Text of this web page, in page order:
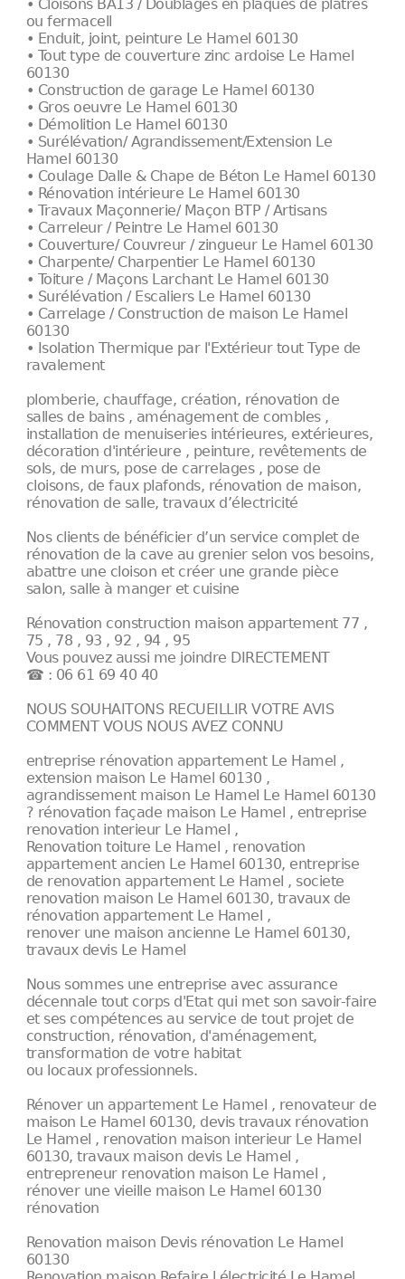
• Cloisons BA13 / Doublages en plaques de plâtres
ou fermacell
• Enduit, joint, peinture Le Hamel 60130
• Tout type de couverture zinc ardoise Le Hamel
60130
• Construction de garage Le Hamel 60130
• Gros oeuvre Le Hamel 60130
• Démolition Le Hamel 60130
• Surélévation/ Agrandissement/Extension Le
Hamel 60130
• Coulage Dalle & Chape de Béton Le Hamel 60130
• Rénovation intérieure Le Hamel 60130
• Travaux Maçonnerie/ Maçon BTP / Artisans
• Carreleur / Peintre Le Hamel 60130
• Couverture/ Couvreur / zingueur Le Hamel 60130
• Charpente/ Charpentier Le Hamel 60130
• Toiture / Maçons Larchant Le Hamel 60130
• Surélévation / Escaliers Le Hamel 60130
• Carrelage / Construction de maison Le Hamel
60130
• Isolation Thermique par l'Extérieur tout Type de
ravalement
plomberie, chauffage, création, rénovation de
salles de bains , aménagement de combles ,
installation de menuiseries intérieures, extérieures,
décoration d'intérieure , peinture, revêtements de
sols, de murs, pose de carrelages , pose de
cloisons, de faux plafonds, rénovation de maison,
rénovation de salle, travaux d’électricité
Nos clients de bénéficier d’un service complet de
rénovation de la cave au grenier selon vos besoins,
abattre une cloison et créer une grande pièce
salon, salle à manger et cuisine
Rénovation construction maison appartement 77 ,
75 , 78 , 93 , 92 , 94 , 95
Vous pouvez aussi me joindre DIRECTEMENT
☎ : 06 61 69 40 40
NOUS SOUHAITONS RECUEILLIR VOTRE AVIS
COMMENT VOUS NOUS AVEZ CONNU
entreprise rénovation appartement Le Hamel ,
extension maison Le Hamel 60130 ,
agrandissement maison Le Hamel Le Hamel 60130
? rénovation façade maison Le Hamel , entreprise
renovation interieur Le Hamel ,
Renovation toiture Le Hamel , renovation
appartement ancien Le Hamel 60130, entreprise
de renovation appartement Le Hamel , societe
renovation maison Le Hamel 60130, travaux de
rénovation appartement Le Hamel ,
renover une maison ancienne Le Hamel 60130,
travaux devis Le Hamel
Nous sommes une entreprise avec assurance
décennale tout corps d'Etat qui met son savoir-faire
et ses compétences au service de tout projet de
construction, rénovation, d'aménagement,
transformation de votre habitat
ou locaux professionnels.
Rénover un appartement Le Hamel , renovateur de
maison Le Hamel 60130, devis travaux rénovation
Le Hamel , renovation maison interieur Le Hamel
60130, travaux maison devis Le Hamel ,
entrepreneur renovation maison Le Hamel ,
rénover une vieille maison Le Hamel 60130
rénovation
Renovation maison Devis rénovation Le Hamel
60130